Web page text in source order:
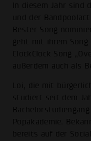
In diesem Jahr sind
und der
Bester Song
geht mit ihrem Song
ClockClock Song
außerdem auch als
Loi, die mit
studiert seit dem
Popakademie.
bereits auf der